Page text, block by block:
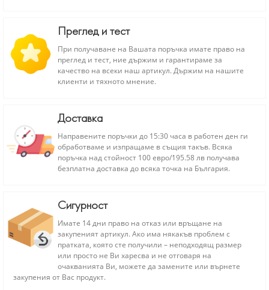
Преглед и тест
При получаване на Вашата поръчка имате право на
преглед и тест, ние държим и гарантираме за
качество на всеки наш артикул. Държим на нашите
клиенти и тяхното мнение.
Доставка
Направените поръчки до 15:30 часа в работен ден ги
обработваме и изпращаме в същия такъв. Всяка
поръчка над стойност 100 евро/195.58 лв получава
безплатна доставка до всяка точка на България.
Сигурност
Имате 14 дни право на отказ или връщане на
закупеният артикул. Ако има някакъв проблем с
пратката, която сте получили – неподходящ размер
или просто не Ви харесва и не отговаря на
очакванията Ви, можете да замените или върнете
закупения от Вас продукт.